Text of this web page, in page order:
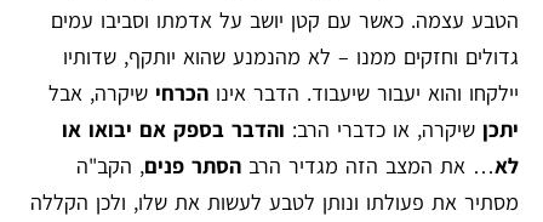
הטבע עצמה. כאשר עם קטן יושב על אדמתו וסביבו עמים
גדולים וחזקים ממנו – לא מהנמנע שהוא יותקף, שדותיו
יילקחו והוא יעבור שיעבוד. הדבר אינו הכרחי שיקרה, אבל
יתכן שיקרה, או כדברי הרב: והדבר בספק אם יבואו או
לא… את המצב הזה מגדיר הרב הסתר פנים, הקב"ה
מסתיר את פעולתו ונותן לטבע לעשות את שלו, ולכן הקללה